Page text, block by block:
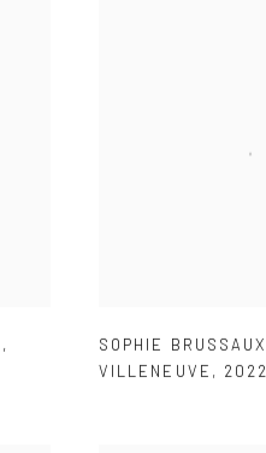
,
SOPHIE BRUSSAUX
VILLENEUVE , 2022